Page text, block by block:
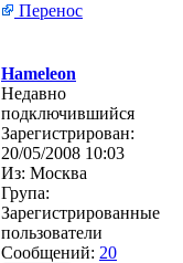
Перенос
Hameleon
Недавно
подключившийся
Зарегистрирован:
20/05/2008 10:03
Из: Москва
Група:
Зарегистрированные
пользователи
Сообщений: 20